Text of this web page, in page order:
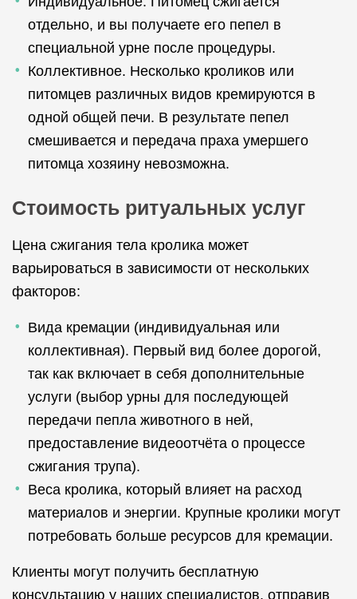
отдельно, и вы получаете его пепел в
специальной урне после процедуры.
Коллективное. Несколько кроликов или
питомцев различных видов кремируются в
одной общей печи. В результате пепел
смешивается и передача праха умершего
питомца хозяину невозможна.
Стоимость ритуальных услуг
Цена сжигания тела кролика может
варьироваться в зависимости от нескольких
факторов:
Вида кремации (индивидуальная или
коллективная). Первый вид более дорогой,
так как включает в себя дополнительные
услуги (выбор урны для последующей
передачи пепла животного в ней,
предоставление видеоотчёта о процессе
сжигания трупа).
Веса кролика, который влияет на расход
материалов и энергии. Крупные кролики могут
потребовать больше ресурсов для кремации.
Клиенты могут получить бесплатную
консультацию у наших специалистов, отправив